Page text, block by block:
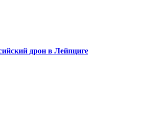
дрон в Лейпциге